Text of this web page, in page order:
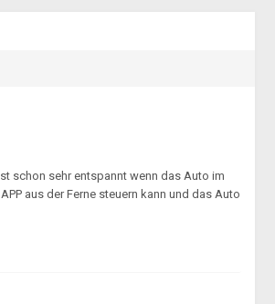
schon sehr entspannt wenn das Auto im
aus der Ferne steuern kann und das Auto